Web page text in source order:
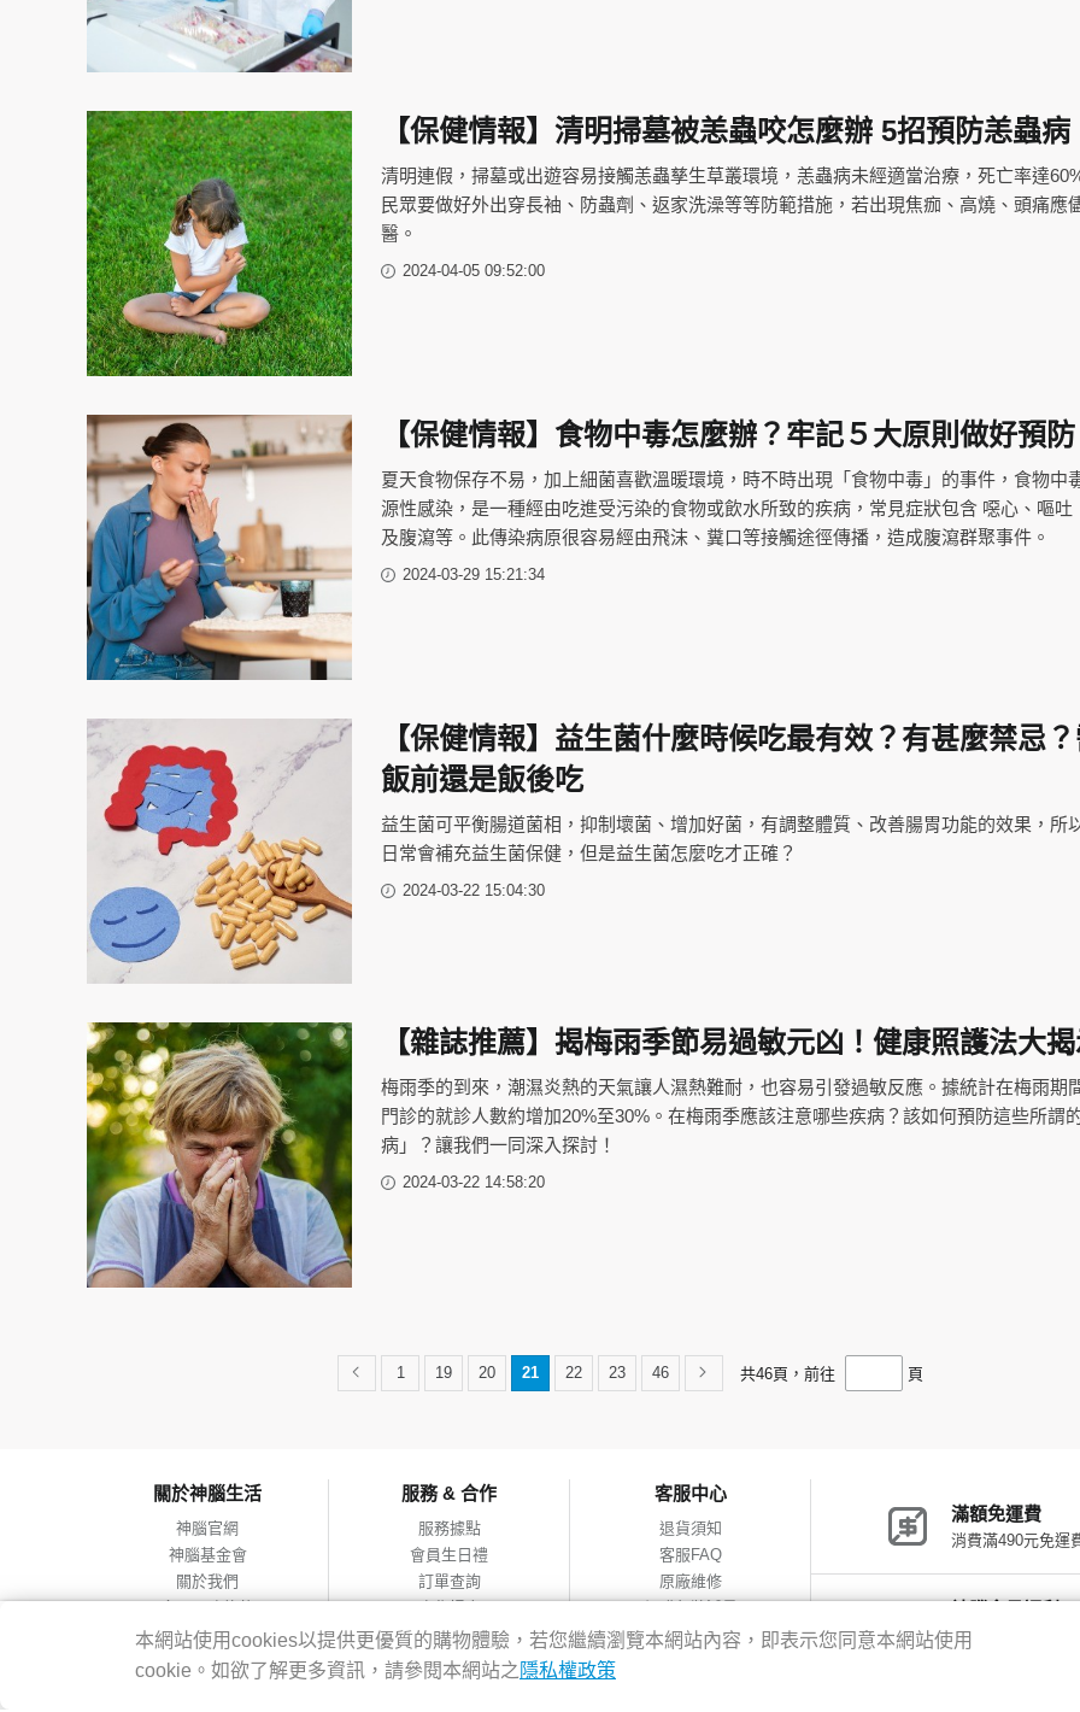
【保健情報】清明掃墓被恙蟲咬怎麼辦 5招預防恙蟲病
清明連假，掃墓或出遊容易接觸恙蟲孳生草叢環境，恙蟲病未經適當治療，死亡率達
民眾要做好外出穿長袖、防蟲劑、返家洗澡等等防範措施，若出現焦痂、高燒、頭痛應
醫。
2024-04-05 09:52:00
【保健情報】食物中毒怎麼辦？牢記５大原則做好預防
夏天食物保存不易，加上細菌喜歡溫暖環境，時不時出現「食物中毒」的事件，食物中
源性感染，是一種經由吃進受污染的食物或飲水所致的疾病，常見症狀包含 噁心、嘔吐
及腹瀉等。此傳染病原很容易經由飛沫、糞口等接觸途徑傳播，造成腹瀉群聚事件。
2024-03-29 15:21:34
【保健情報】益生菌什麼時候吃最有效？有甚麼禁忌
飯前還是飯後吃
益生菌可平衡腸道菌相，抑制壞菌、增加好菌，有調整體質、改善腸胃功能的效果，所
日常會補充益生菌保健，但是益生菌怎麼吃才正確？
2024-03-22 15:04:30
【雜誌推薦】揭梅雨季節易過敏元凶！健康照護法大
梅雨季的到來，潮濕炎熱的天氣讓人濕熱難耐，也容易引發過敏反應。據統計在梅雨期
門診的就診人數約增加20%至30%。在梅雨季應該注意哪些疾病？該如何預防這些所謂
病」？讓我們一同深入探討！
2024-03-22 14:58:20
1 19 20 21 22 23 46 共46頁，前往 頁
關於神腦生活
神腦官網
神腦基金會
關於我們
會員服務條款
隱私權政策
網站導覽
服務 & 合作
服務據點
會員生日禮
訂單查詢
合作提案
客服中心
退貨須知
客服FAQ
原廠維修
網購包裝減量
滿額免運費
消費滿490元免運
會員獨享優惠
本網站使用cookies以提供更優質的購物體驗，若您繼續瀏覽本網站內容，即表示您同意本網站使用
cookie。如欲了解更多資訊，請參閱本網站之 隱私權政策